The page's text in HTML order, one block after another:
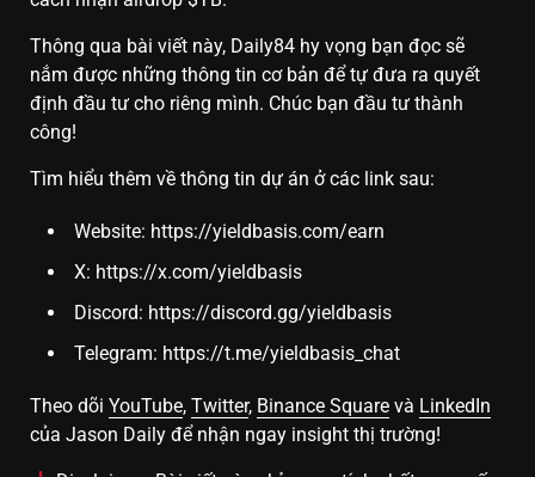
Thông qua bài viết này, Daily84 hy vọng bạn đọc sẽ
nắm được những thông tin cơ bản để tự đưa ra quyết
định đầu tư cho riêng mình. Chúc bạn đầu tư thành
công!
Tìm hiểu thêm về thông tin dự án ở các link sau:
Website: https://yieldbasis.com/earn
X: https://x.com/yieldbasis
Discord: https://discord.gg/yieldbasis
Telegram: https://t.me/yieldbasis_chat
Theo dõi YouTube, Twitter, Binance Square và LinkedIn
của Jason Daily để nhận ngay insight thị trường!